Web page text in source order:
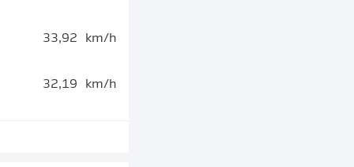
33,92 km/h
32,19 km/h